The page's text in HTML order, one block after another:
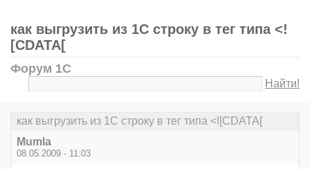
как выгрузить из 1С строку в тег типа <!
[CDATA[
Форум 1С
Найти!
как выгрузить из 1С строку в тег типа <![CDATA[
Mumla
08.05.2009 - 11:03